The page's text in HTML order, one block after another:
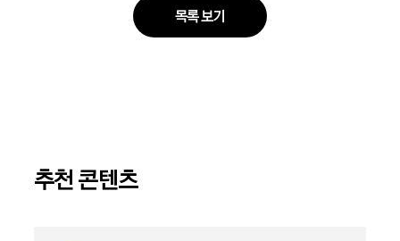
목록 보기
추천 콘텐츠